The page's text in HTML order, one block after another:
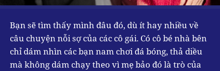
Bạn sẽ tìm thấy mình đâu đó, dù ít hay nhiều về
câu chuyện nỗi sợ của các cô gái. Có cô bé nhà bên
chỉ dám nhìn các bạn nam chơi đá bóng, thả diều
mà không dám chạy theo vì mẹ bảo đó là trò của